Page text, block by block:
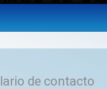
de contacto